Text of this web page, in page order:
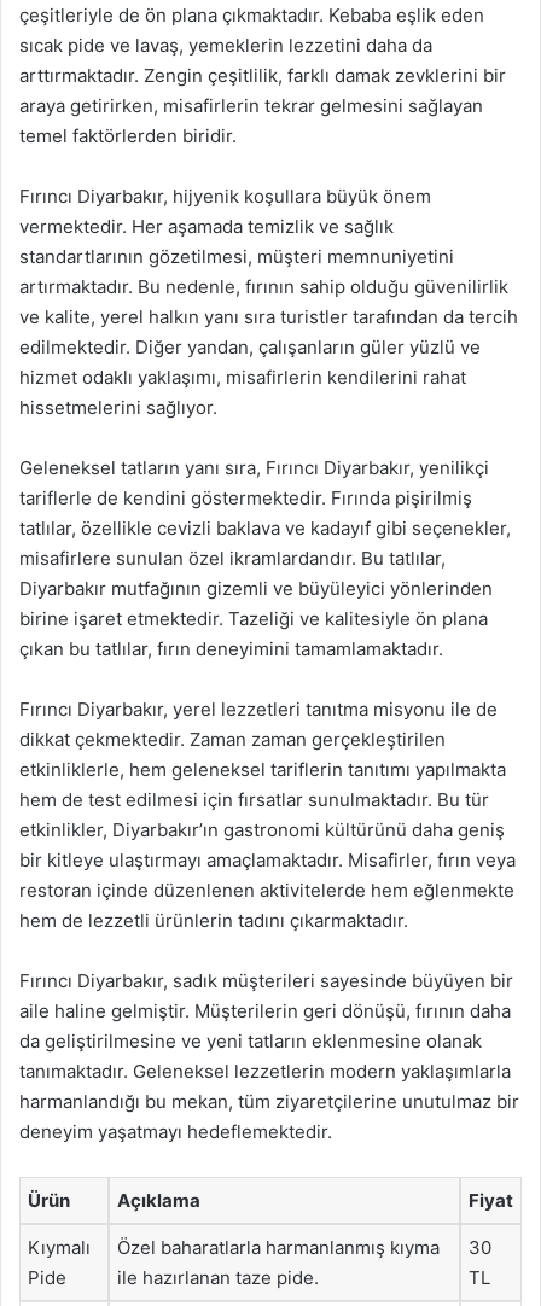
çeşitleriyle de ön plana çıkmaktadır. Kebaba eşlik eden
sıcak pide ve lavaş, yemeklerin lezzetini daha da
arttırmaktadır. Zengin çeşitlilik, farklı damak zevklerini bir
araya getirirken, misafirlerin tekrar gelmesini sağlayan
temel faktörlerden biridir.
Fırıncı Diyarbakır, hijyenik koşullara büyük önem
vermektedir. Her aşamada temizlik ve sağlık
standartlarının gözetilmesi, müşteri memnuniyetini
artırmaktadır. Bu nedenle, fırının sahip olduğu güvenilirlik
ve kalite, yerel halkın yanı sıra turistler tarafından da tercih
edilmektedir. Diğer yandan, çalışanların güler yüzlü ve
hizmet odaklı yaklaşımı, misafirlerin kendilerini rahat
hissetmelerini sağlıyor.
Geleneksel tatların yanı sıra, Fırıncı Diyarbakır, yenilikçi
tariflerle de kendini göstermektedir. Fırında pişirilmiş
tatlılar, özellikle cevizli baklava ve kadayıf gibi seçenekler,
misafirlere sunulan özel ikramlardandır. Bu tatlılar,
Diyarbakır mutfağının gizemli ve büyüleyici yönlerinden
birine işaret etmektedir. Tazeliği ve kalitesiyle ön plana
çıkan bu tatlılar, fırın deneyimini tamamlamaktadır.
Fırıncı Diyarbakır, yerel lezzetleri tanıtma misyonu ile de
dikkat çekmektedir. Zaman zaman gerçekleştirilen
etkinliklerle, hem geleneksel tariflerin tanıtımı yapılmakta
hem de test edilmesi için fırsatlar sunulmaktadır. Bu tür
etkinlikler, Diyarbakır’ın gastronomi kültürünü daha geniş
bir kitleye ulaştırmayı amaçlamaktadır. Misafirler, fırın veya
restoran içinde düzenlenen aktivitelerde hem eğlenmekte
hem de lezzetli ürünlerin tadını çıkarmaktadır.
Fırıncı Diyarbakır, sadık müşterileri sayesinde büyüyen bir
aile haline gelmiştir. Müşterilerin geri dönüşü, fırının daha
da geliştirilmesine ve yeni tatların eklenmesine olanak
tanımaktadır. Geleneksel lezzetlerin modern yaklaşımlarla
harmanlandığı bu mekan, tüm ziyaretçilerine unutulmaz bir
deneyim yaşatmayı hedeflemektedir.
Ürün Açıklama Fiyat
Kıymalı
Pide
Özel baharatlarla harmanlanmış kıyma
ile hazırlanan taze pide.
30
TL